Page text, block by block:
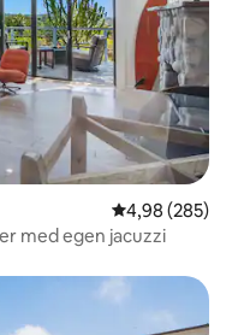
4,98 av 5 i
4,98 (285)
med egen jacuzzi